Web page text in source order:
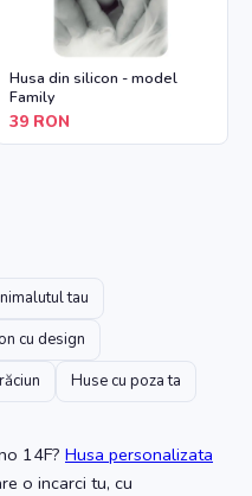
Husa din silicon - model
Family
39 RON
tau
cu design
Huse cu poza ta
14F? Husa personalizata
o incarci tu, cu